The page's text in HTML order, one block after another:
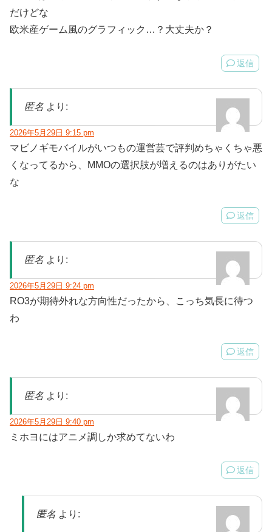
だけどな
欧米産ゲーム風のグラフィック…？大丈夫か？
返信
匿名 より:
2026年5月29日 9:15 pm
マビノギモバイルがいつもの運営芸で評判めちゃくちゃ悪
くなってるから、MMOの選択肢が増えるのはありがたい
な
返信
匿名 より:
2026年5月29日 9:24 pm
RO3が期待外れな方向性だったから、こっち気長に待つ
わ
返信
匿名 より:
2026年5月29日 9:40 pm
ミホヨにはアニメ調しか求めてないわ
返信
匿名 より: